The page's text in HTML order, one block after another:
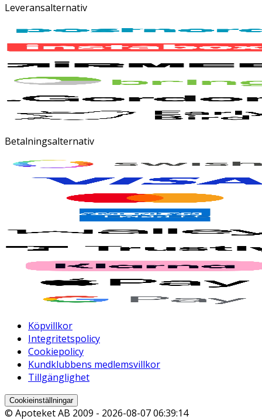
Leveransalternativ
Betalningsalternativ
Köpvillkor
Integritetspolicy
Cookiepolicy
Kundklubbens medlemsvillkor
Tillgänglighet
Cookieinställningar
© Apoteket AB 2009 - 2026-08-07 06:39:14